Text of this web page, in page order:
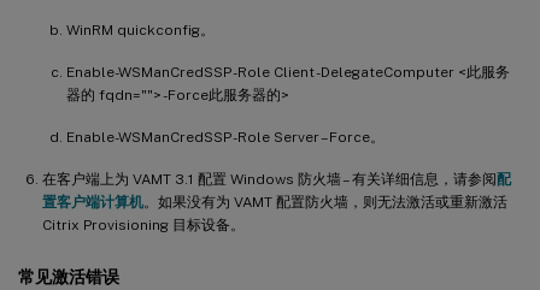
WinRM quickconfig。
Enable-WSManCredSSP -Role Client -DelegateComputer <此服务
器的 fqdn=""> -Force此服务器的>
Enable-WSManCredSSP -Role Server –Force。
在客户端上为 VAMT 3.1 配置 Windows 防火墙 – 有关详细信息，请参阅配
置客户端计算机。如果没有为 VAMT 配置防火墙，则无法激活或重新激活
Citrix Provisioning 目标设备。
常见激活错误